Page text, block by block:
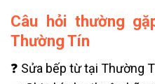
Câu hỏi thường
Thường Tín
❓ Sửa bếp từ tại Thường